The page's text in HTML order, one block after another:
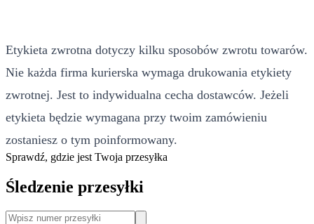
Etykieta zwrotna dotyczy kilku sposobów zwrotu towarów.
Nie każda firma kurierska wymaga drukowania etykiety
zwrotnej. Jest to indywidualna cecha dostawców. Jeżeli
etykieta będzie wymagana przy twoim zamówieniu
zostaniesz o tym poinformowany.
Sprawdź, gdzie jest Twoja przesyłka
Śledzenie przesyłki